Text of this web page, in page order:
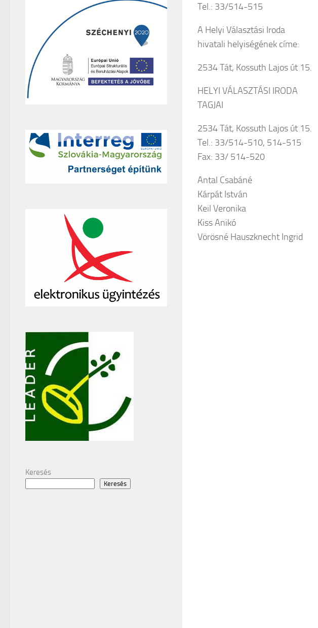
Tel.: 33/514-515
A Helyi Választási Iroda
hivatali helyiségének címe:
2534 Tát, Kossuth Lajos út 15.
HELYI VÁLASZTÁSI IRODA
TAGJAI
2534 Tát, Kossuth Lajos út 15.
Tel.: 33/514-510, 514-515
Fax: 33/ 514-520
Antal Csabáné
Kárpát István
Keil Veronika
Kiss Anikó
Vörösné Hauszknecht Ingrid
Keresés
Keresés